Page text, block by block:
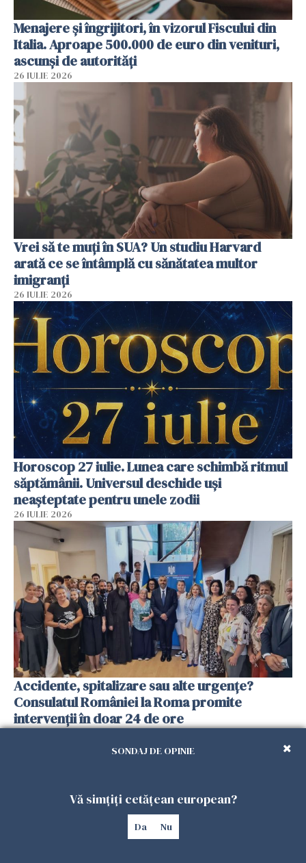
Menajere și îngrijitori, în vizorul Fiscului din
Italia. Aproape 500.000 de euro din venituri,
ascunși de autorități
26 IULIE 2026
Vrei să te muți în SUA? Un studiu Harvard
arată ce se întâmplă cu sănătatea multor
imigranți
26 IULIE 2026
Horoscop 27 iulie. Lunea care schimbă ritmul
săptămânii. Universul deschide uși
neașteptate pentru unele zodii
26 IULIE 2026
Accidente, spitalizare sau alte urgențe?
Consulatul României la Roma promite
intervenții în doar 24 de ore
SONDAJ DE OPINIE
Vă simțiți cetățean european?
Da Nu